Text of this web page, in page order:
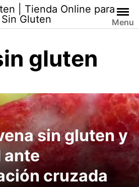
| Tienda Online para
Gluten
Menu
gluten
sin gluten y
ante
cruzada